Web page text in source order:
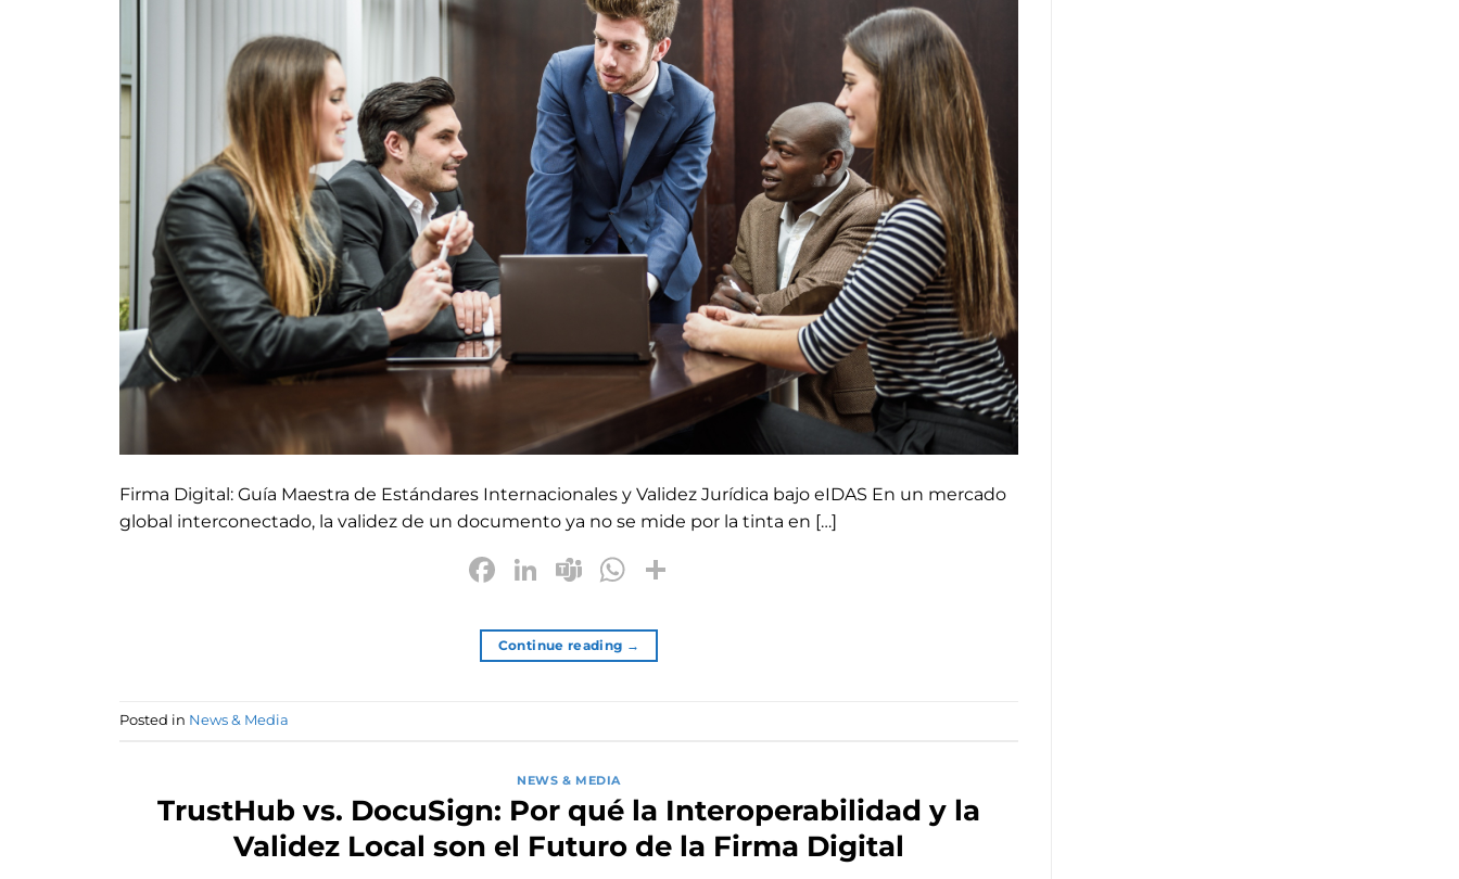
Firma Digital: Guía Maestra de Estándares Internacionales y Validez Jurídica bajo eIDAS En un mercado
global interconectado, la validez de un documento ya no se mide por la tinta en […]
Facebook
LinkedIn
TeamsWhatsApp
Continue reading →
Posted in News & Media
NEWS & MEDIA
TrustHub vs. DocuSign: Por qué la Interoperabilidad y la
Validez Local son el Futuro de la Firma Digital